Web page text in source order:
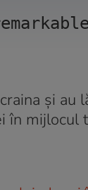
și au
în mijlocul